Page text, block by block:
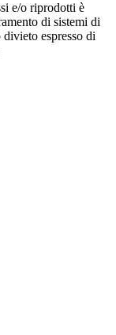
e/o riprodotti è
di sistemi di
espresso di